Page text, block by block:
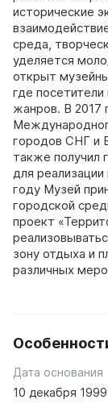
исторические
среда,
уделяется
открыт
где
жанров. В 2017
городов СНГ и
также получил
для
году Музей
городской
проект
зону отдыха и
различных
Дата основания
10 декабря 1999